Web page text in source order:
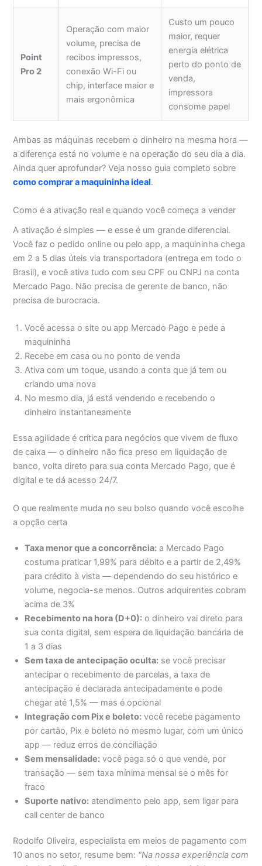
Point
Pro 2
Operação com maior
volume, precisa de
recibos impressos,
conexão Wi-Fi ou
chip, interface maior e
mais ergonômica
Custo um pouco
maior, requer
energia elétrica
perto do ponto de
venda,
impressora
consome papel
Ambas as máquinas recebem o dinheiro na mesma hora —
a diferença está no volume e na operação do seu dia a dia.
Ainda quer aprofundar? Veja nosso guia completo sobre
como comprar a maquininha ideal.
Como é a ativação real e quando você começa a vender
A ativação é simples — e esse é um grande diferencial.
Você faz o pedido online ou pelo app, a maquininha chega
em 2 a 5 dias úteis via transportadora (entrega em todo o
Brasil), e você ativa tudo com seu CPF ou CNPJ na conta
Mercado Pago. Não precisa de gerente de banco, não
precisa de burocracia.
Você acessa o site ou app Mercado Pago e pede a
maquininha
Recebe em casa ou no ponto de venda
Ativa com um toque, usando a conta que já tem ou
criando uma nova
No mesmo dia, já está vendendo e recebendo o
dinheiro instantaneamente
Essa agilidade é crítica para negócios que vivem de fluxo
de caixa — o dinheiro não fica preso em liquidação de
banco, volta direto para sua conta Mercado Pago, que é
digital e te dá acesso 24/7.
O que realmente muda no seu bolso quando você escolhe
a opção certa
Taxa menor que a concorrência: a Mercado Pago
costuma praticar 1,99% para débito e a partir de 2,49%
para crédito à vista — dependendo do seu histórico e
volume, negocia-se menos. Outros adquirentes cobram
acima de 3%
Recebimento na hora (D+0): o dinheiro vai direto para
sua conta digital, sem espera de liquidação bancária de
1 a 3 dias
Sem taxa de antecipação oculta: se você precisar
antecipar o recebimento de parcelas, a taxa de
antecipação é declarada antecipadamente e pode
chegar até 1,5% — mas é opcional
Integração com Pix e boleto: você recebe pagamento
por cartão, Pix e boleto no mesmo lugar, com um único
app — reduz erros de conciliação
Sem mensalidade: você paga só o que vende, por
transação — sem taxa mínima mensal se o mês for
fraco
Suporte nativo: atendimento pelo app, sem ligar para
call center de banco
Rodolfo Oliveira, especialista em meios de pagamento com
10 anos no setor, resume bem: "Na nossa experiência com